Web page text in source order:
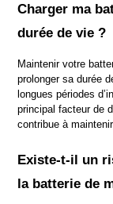
Charger ma
durée de vie ?
Maintenir votre
prolonger sa durée
longues périodes
principal facteur de
contribue à
Existe-t-il un
la batterie de